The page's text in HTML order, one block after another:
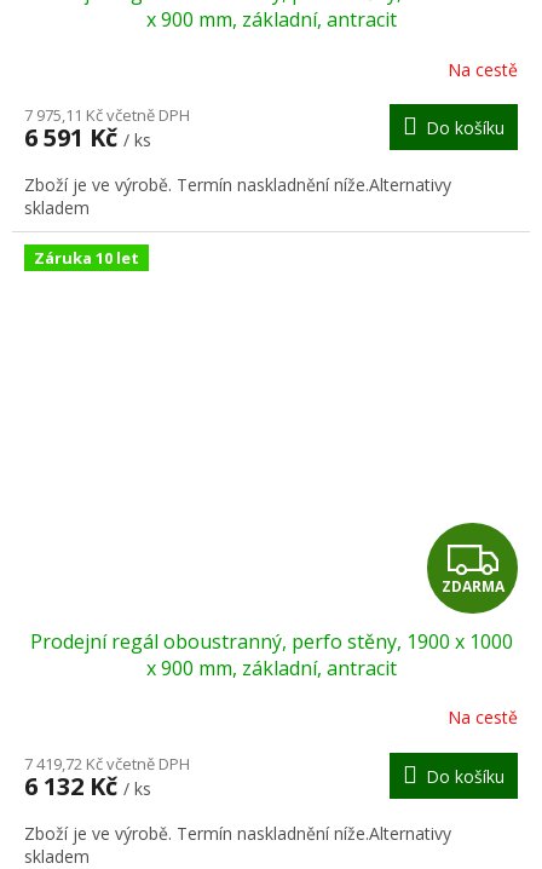
R
M
A
x 900 mm, základní, antracit
Na cestě
7 975,11 Kč včetně DPH
6 591 Kč / ks
Do košíku
Zboží je ve výrobě. Termín naskladnění níže.Alternativy
skladem
Záruka 10 let
Z
D
A
R
M
A
ZDARMA
Prodejní regál oboustranný, perfo stěny, 1900 x 1000
x 900 mm, základní, antracit
Na cestě
7 419,72 Kč včetně DPH
6 132 Kč / ks
Do košíku
Zboží je ve výrobě. Termín naskladnění níže.Alternativy
skladem